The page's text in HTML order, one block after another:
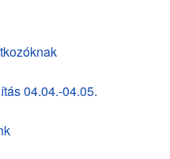
04.04.-04.05.